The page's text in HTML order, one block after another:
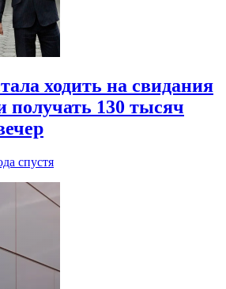
ходить на свидания
получать 130 тысяч
спустя